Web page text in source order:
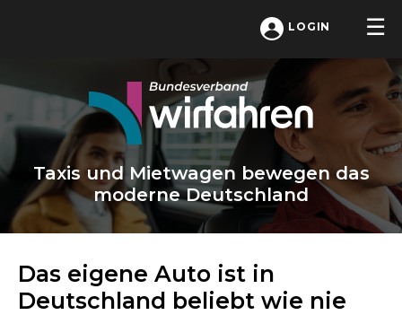
LOGIN
Taxis und Mietwagen bewegen das
moderne Deutschland
Das eigene Auto ist in
Deutschland beliebt wie nie